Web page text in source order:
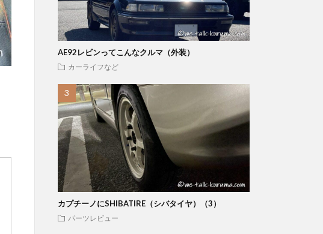
AE92レビンってこんなクルマ（外装）
カーライフなど
カプチーノにSHIBATIRE（シバタイヤ）（3）
パーツレビュー